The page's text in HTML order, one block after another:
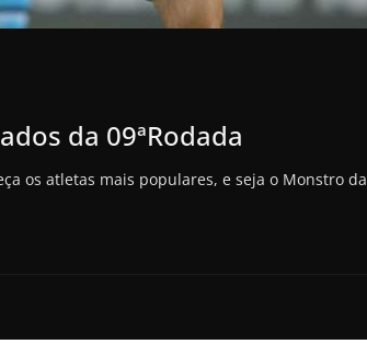
da 09ªRodada
os atletas mais populares, e seja o Monstro da